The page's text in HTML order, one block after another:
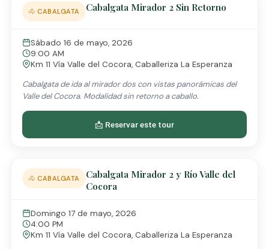
🐴 CABALGATA Cabalgata Mirador 2 Sin Retorno
Sábado 16 de mayo, 2026
9:00 AM
Km 11 Vía Valle del Cocora, Caballeriza La Esperanza
Cabalgata de ida al mirador dos con vistas panorámicas del
Valle del Cocora. Modalidad sin retorno a caballo.
📩 Reservar este tour
🐴 CABALGATA
Cabalgata Mirador 2 y Río Valle del
Cocora
Domingo 17 de mayo, 2026
4:00 PM
Km 11 Vía Valle del Cocora, Caballeriza La Esperanza